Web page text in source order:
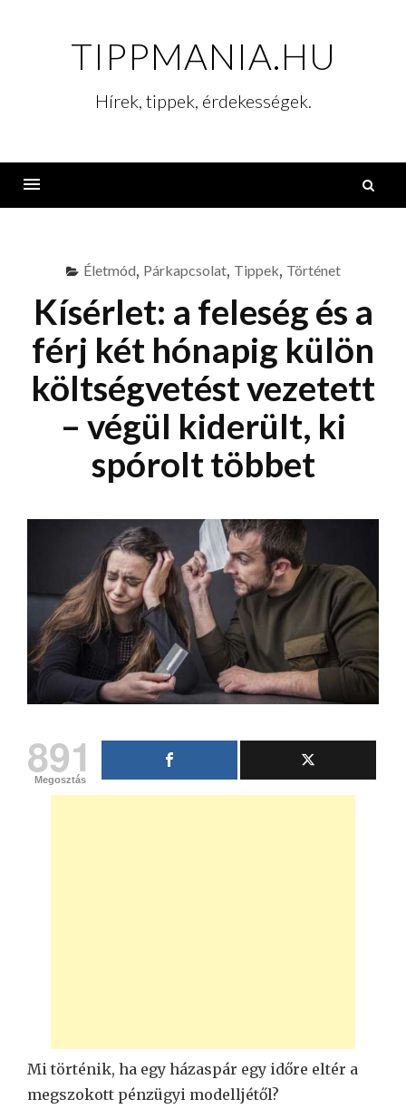
TIPPMANIA.HU
Hírek, tippek, érdekességek.
Életmód, Párkapcsolat, Tippek, Történet
Kísérlet: a feleség és a
férj két hónapig külön
költségvetést vezetett
– végül kiderült, ki
spórolt többet
891
Megosztás
Mi történik, ha egy házaspár egy időre eltér a
megszokott pénzügyi modelljétől?